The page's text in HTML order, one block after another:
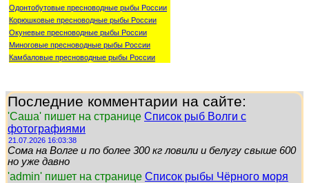
Одонтобутовые пресноводные рыбы России
Корюшковые пресноводные рыбы России
Окуневые пресноводные рыбы России
Миноговые пресноводные рыбы России
Камбаловые пресноводные рыбы России
Последние комментарии на сайте:
'Саша' пишет на странице Список рыб Волги с
фотографиями
21.07.2026 16:03:38
Сома на Волге и по более 300 кг ловили и белугу свыше 600
но уже давно
'admin' пишет на странице Список рыбы Чёрного моря